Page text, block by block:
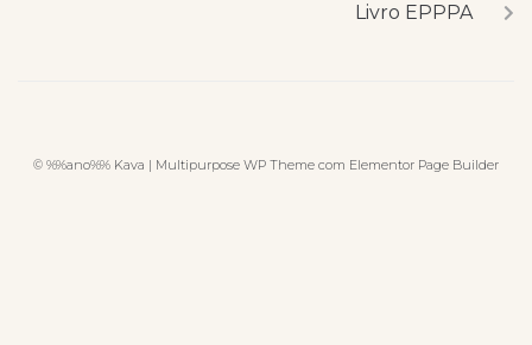
Livro EPPPA
© %%ano%% Kava | Multipurpose WP Theme com Elementor Page Builder